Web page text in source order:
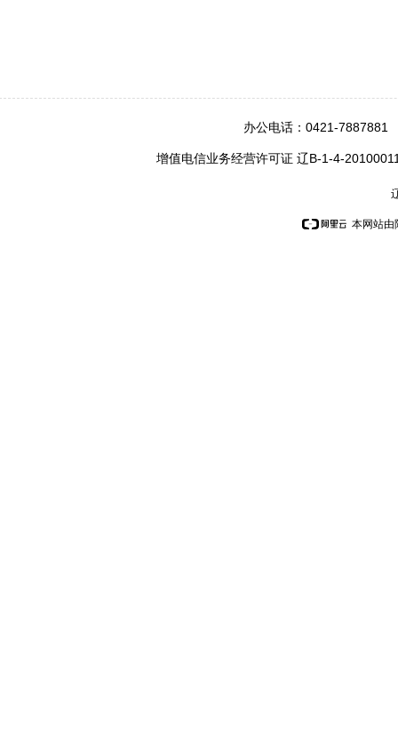
办公电话：0421-
增值电信业务经营许可证 辽B-1-4-
本网站由